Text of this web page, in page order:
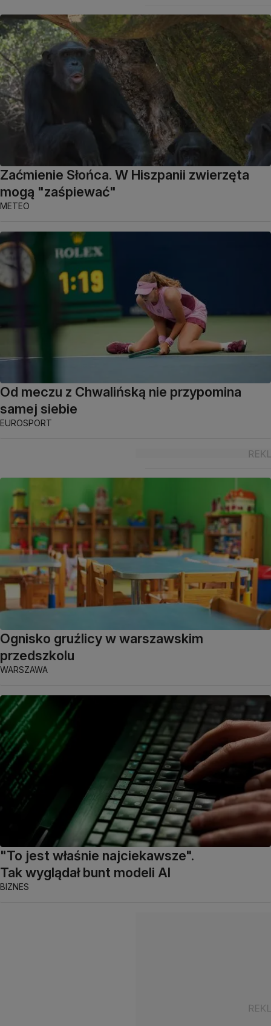
Zaćmienie Słońca. W Hiszpanii zwierzęta
mogą "zaśpiewać"
METEO
Od meczu z Chwalińską nie przypomina
samej siebie
EUROSPORT
Ognisko gruźlicy w warszawskim
przedszkolu
WARSZAWA
"To jest właśnie najciekawsze".
Tak wyglądał bunt modeli AI
BIZNES